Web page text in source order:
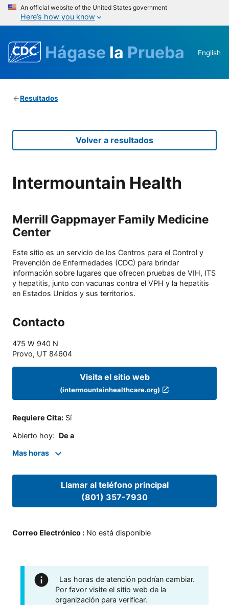
An official website of the United States government
Here’s how you know
Hágase la Prueba English
Resultados
Volver a resultados
Intermountain Health
Merrill Gappmayer Family Medicine
Center
Este sitio es un servicio de los Centros para el Control y
Prevención de Enfermedades (CDC) para brindar
información sobre lugares que ofrecen pruebas de VIH, ITS
y hepatitis, junto con vacunas contra el VPH y la hepatitis
en Estados Unidos y sus territorios.
Contacto
475 W 940 N
Provo, UT 84604
Visita el sitio web
(intermountainhealthcare.org)
Requiere Cita: Sí
Abierto hoy: De a
Mas horas
Llamar al teléfono principal
(801) 357-7930
Correo Electrónico : No está disponible
Las horas de atención podrían cambiar.
Por favor visite el sitio web de la
organización para verificar.